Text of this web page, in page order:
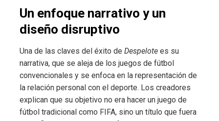
Un enfoque narrativo y un
diseño disruptivo
Una de las claves del éxito de Despelote es su
narrativa, que se aleja de los juegos de fútbol
convencionales y se enfoca en la representación de
la relación personal con el deporte. Los creadores
explican que su objetivo no era hacer un juego de
fútbol tradicional como FIFA, sino un título que fuera